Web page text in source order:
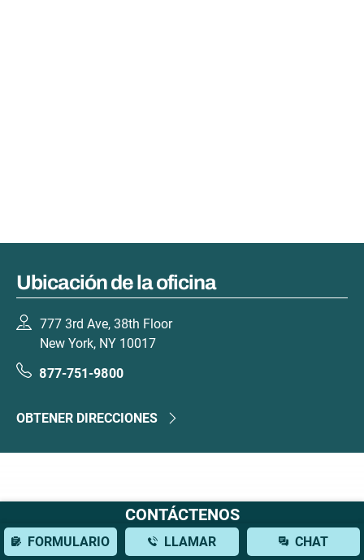
Ubicación de la oficina
777 3rd Ave, 38th Floor
New York, NY 10017
877-751-9800
OBTENER DIRECCIONES
CONTÁCTENOS
FORMULARIO LLAMAR CHAT